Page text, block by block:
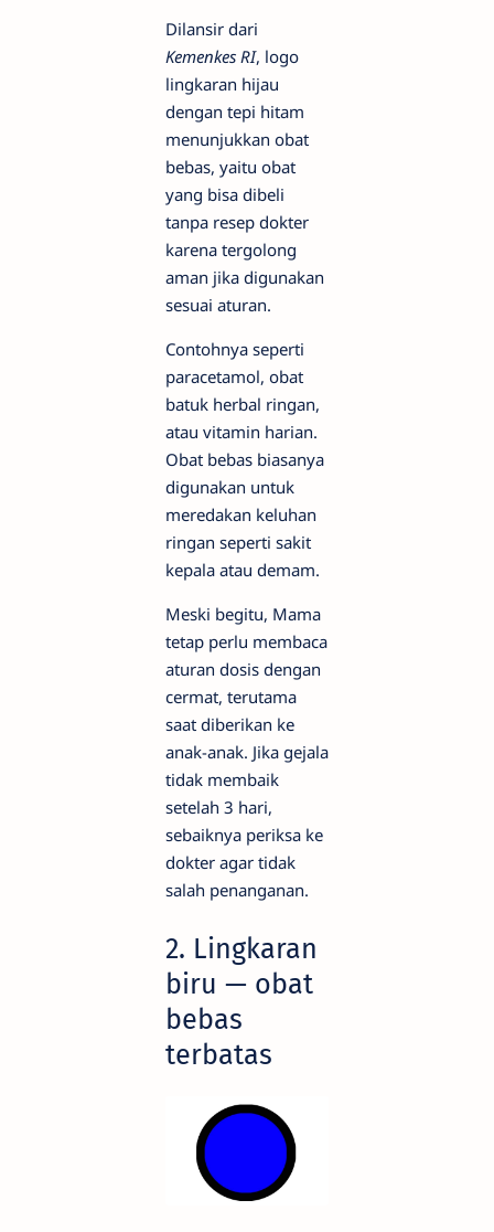
Dilansir dari
Kemenkes RI, logo
lingkaran hijau
dengan tepi hitam
menunjukkan obat
bebas, yaitu obat
yang bisa dibeli
tanpa resep dokter
karena tergolong
aman jika digunakan
sesuai aturan.
Contohnya seperti
paracetamol, obat
batuk herbal ringan,
atau vitamin harian.
Obat bebas biasanya
digunakan untuk
meredakan keluhan
ringan seperti sakit
kepala atau demam.
Meski begitu, Mama
tetap perlu membaca
aturan dosis dengan
cermat, terutama
saat diberikan ke
anak-anak. Jika gejala
tidak membaik
setelah 3 hari,
sebaiknya periksa ke
dokter agar tidak
salah penanganan.
2. Lingkaran
biru — obat
bebas
terbatas